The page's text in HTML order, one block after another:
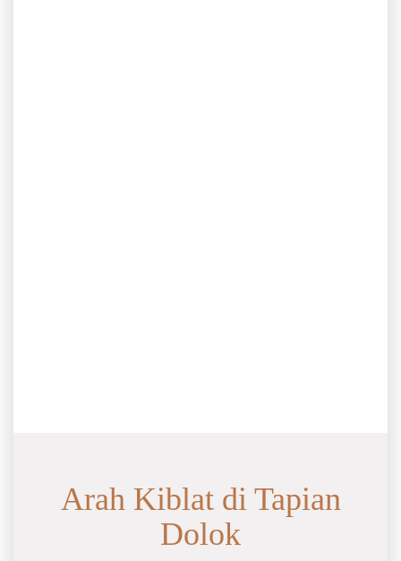
Arah Kiblat di Tapian
Dolok